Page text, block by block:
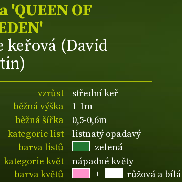
'QUEEN OF
keřová (David
vzrůst
střední keř
běžná výška
1-1m
běžná šířka
0,5-0,6m
kategorie list
listnatý opadavý
barva listů
zelená
kategorie květ
nápadné květy
barva květů
+
růžová a bílá